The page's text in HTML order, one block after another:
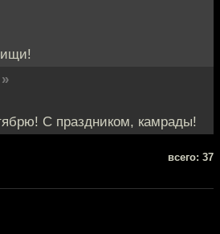
»
С праздником, камрады!
всего: 37